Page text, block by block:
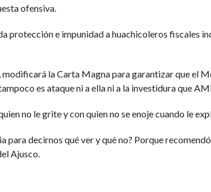
ofensiva.
protección e impunidad a huachicoleros fiscales
modificará la Carta Magna para garantizar que el
es ataque ni a ella ni a la investidura que
no le grite y con quien no se enoje cuando le
para decirnos qué ver y qué no? Porque
Ajusco.